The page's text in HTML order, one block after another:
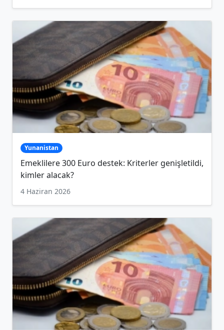
Yunanistan
Emeklilere 300 Euro destek: Kriterler genişletildi,
kimler alacak?
4 Haziran 2026